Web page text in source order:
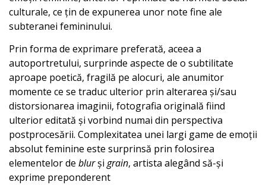
culturale, ce țin de expunerea unor note fine ale
subteranei femininului.
Prin forma de exprimare preferată, aceea a
autoportretului, surprinde aspecte de o subtilitate
aproape poetică, fragilă pe alocuri, ale anumitor
momente ce se traduc ulterior prin alterarea și/sau
distorsionarea imaginii, fotografia originală fiind
ulterior editată și vorbind numai din perspectiva
postprocesării. Complexitatea unei largi game de emoții
absolut feminine este surprinsă prin folosirea
elementelor de blurși grain, artista alegând să-și
exprime preponderent